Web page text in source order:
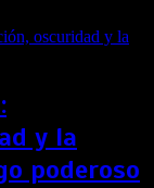
y la
poderoso